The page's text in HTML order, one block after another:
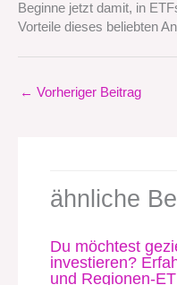
Beginne jetzt damit, in
Vorteile dieses beliebten
← Vorheriger Beitrag
ähnliche
Du möchtest
investieren?
und Regionen-